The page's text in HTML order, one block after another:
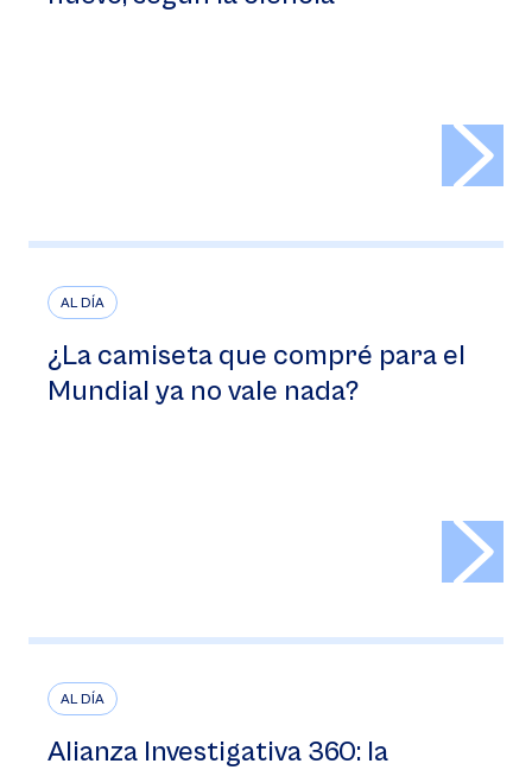
AL DÍA
¿La camiseta que compré para el
Mundial ya no vale nada?
AL DÍA
Alianza Investigativa 360: la